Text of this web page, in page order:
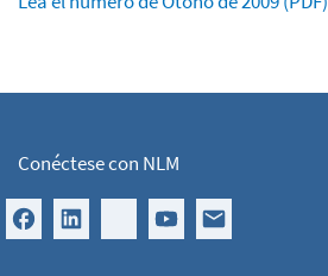
Conéctese con NLM